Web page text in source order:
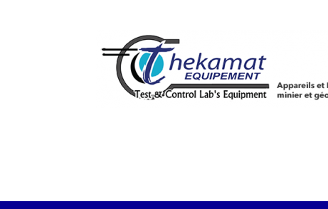
Aller à la navigation
Aller au contenu